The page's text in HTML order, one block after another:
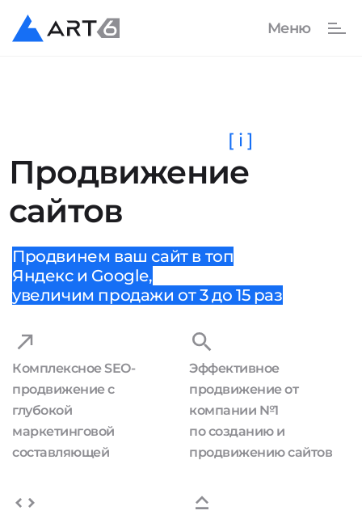
Продвижение
сайтов
[ i ]
Продвинем ваш сайт в топ
Яндекс и Google,
увеличим продажи от 3 до 15 раз
Комплексное SEO-
продвижение с
глубокой
маркетинговой
составляющей
Эффективное
продвижение от
компании №1
по созданию и
продвижению сайтов